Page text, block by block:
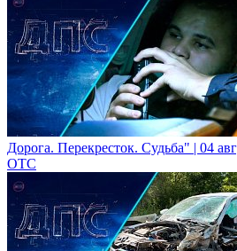
Дорога. Перекресток. Судьба" | 04
ОТС